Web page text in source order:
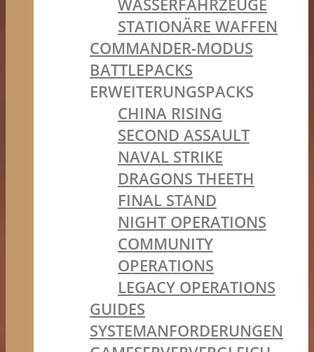
WASSERFAHRZEUGE
STATIONÄRE WAFFEN
COMMANDER-MODUS
BATTLEPACKS
ERWEITERUNGSPACKS
CHINA RISING
SECOND ASSAULT
NAVAL STRIKE
DRAGONS THEETH
FINAL STAND
NIGHT OPERATIONS
COMMUNITY
OPERATIONS
LEGACY OPERATIONS
GUIDES
SYSTEMANFORDERUNGEN